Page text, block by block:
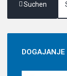
Suchen
DOGAJANJE